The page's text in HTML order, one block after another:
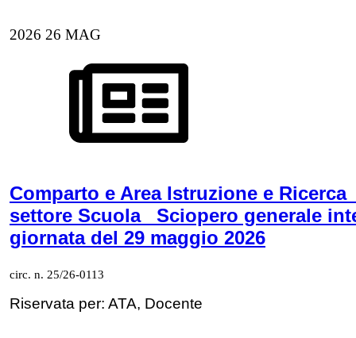
2026 26 MAG
Comparto e Area Istruzione e Ricerca_
settore Scuola_ Sciopero generale
giornata del 29 maggio 2026
circ. n. 25/26-0113
Riservata per: ATA, Docente